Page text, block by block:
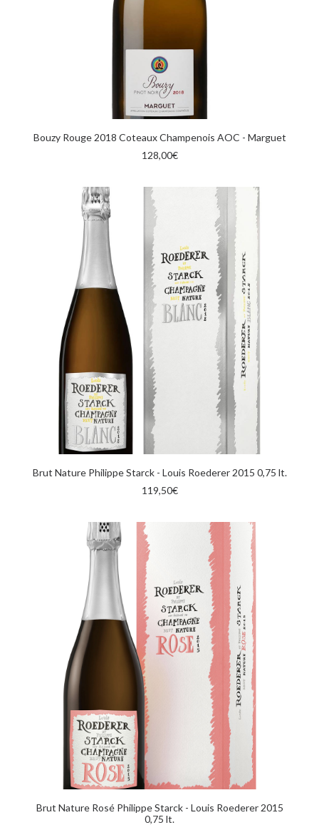
AGGIUNGI AL CARRELLO
Bouzy Rouge 2018 Coteaux Champenois AOC - Marguet
128,00€
AGGIUNGI AL CARRELLO
Brut Nature Philippe Starck - Louis Roederer 2015 0,75 lt.
119,50€
AGGIUNGI AL CARRELLO
Brut Nature Rosé Philippe Starck - Louis Roederer 2015
0,75 lt.